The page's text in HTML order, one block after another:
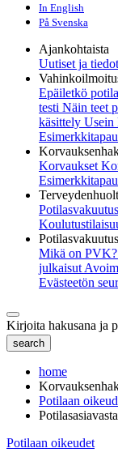
In English
På Svenska
Ajankohtaista
Uutiset ja
Epäiletkö
testi Näin teet
käsittely Usein
Korvaukset
Potilasvakuutus
Mikä on PVK?
julkaisut
Evästeetön
Kirjoita hakusana ja
home
Potilaan
Potilaan oikeudet